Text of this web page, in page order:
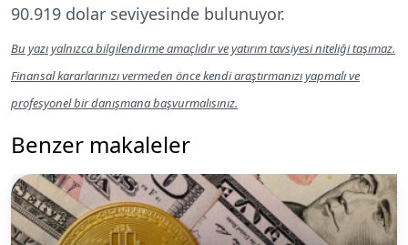
90.919 dolar seviyesinde bulunuyor.
Bu yazı yalnızca bilgilendirme amaçlıdır ve yatırım tavsiyesi niteliği taşımaz.
Finansal kararlarınızı vermeden önce kendi araştırmanızı yapmalı ve
profesyonel bir danışmana başvurmalısınız.
Benzer makaleler